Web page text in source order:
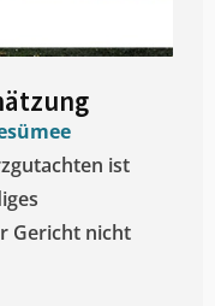
ist
Gericht nicht